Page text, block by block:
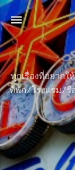
ทุกเรื่องที่อยากใ
ที่พัก/โรงแรม/